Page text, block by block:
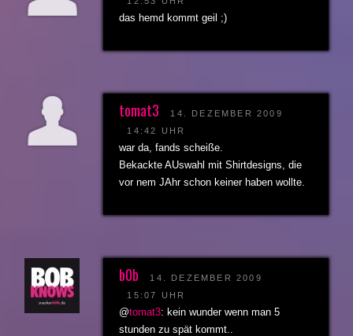
das hemd kommt geil ;)
tomat3
14. DEZEMBER 2009
14:42 UHR
war da, fands scheiße.
Bekackte AUswahl mit Shirtdesigns, die
vor nem JAhr schon keiner haben wollte.
b0b
14. DEZEMBER 2009
15:07 UHR
@tomat3: kein wunder wenn man 5
stunden zu spät kommt..